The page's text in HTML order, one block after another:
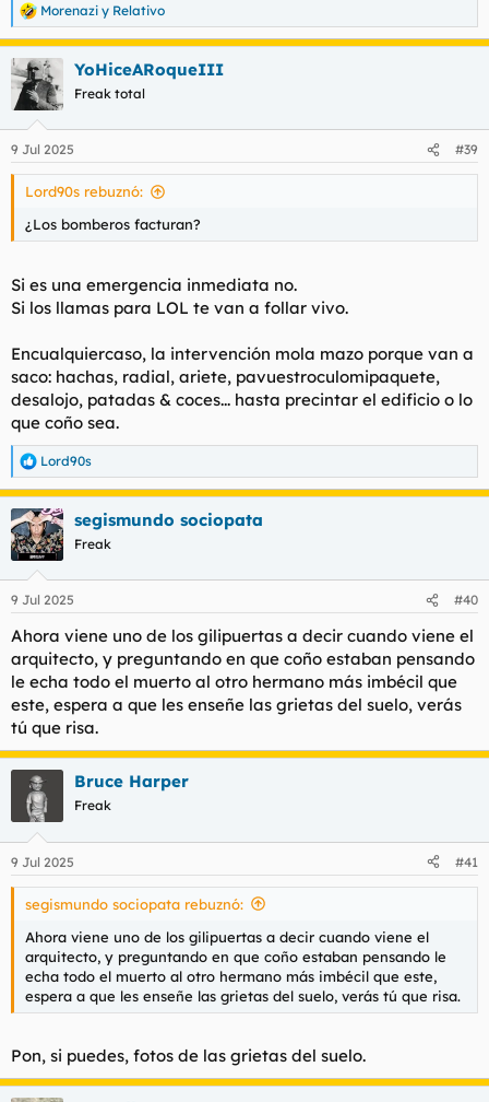
R
e
a
c
c
e
s
Morenazi y Relativo
YoHiceARoqueIII
Freak total
9 Jul 2025 #39
Lord90s rebuznó:
¿Los bomberos facturan?
Si es una emergencia inmediata no.
Si los llamas para LOL te van a follar vivo.
Encualquiercaso, la intervención mola mazo porque van a
saco: hachas, radial, ariete, pavuestroculomipaquete,
desalojo, patadas & coces... hasta precintar el edificio o lo
que coño sea.
R
e
a
c
c
i
e
:
Lord90s
segismundo sociopata
Freak
9 Jul 2025 #40
Ahora viene uno de los gilipuertas a decir cuando viene el
arquitecto, y preguntando en que coño estaban pensando
le echa todo el muerto al otro hermano más imbécil que
este, espera a que les enseñe las grietas del suelo, verás
tú que risa.
Bruce Harper
Freak
9 Jul 2025 #41
segismundo sociopata rebuznó:
Ahora viene uno de los gilipuertas a decir cuando viene el
arquitecto, y preguntando en que coño estaban pensando le
echa todo el muerto al otro hermano más imbécil que este,
espera a que les enseñe las grietas del suelo, verás tú que risa.
Pon, si puedes, fotos de las grietas del suelo.